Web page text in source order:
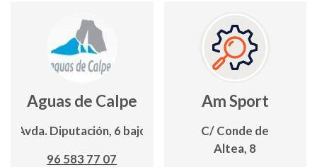
Aguas de Calpe
Avda. Diputación, 6 bajo
96 583 77 07
Am Sport
C/ Conde de
Altea, 8